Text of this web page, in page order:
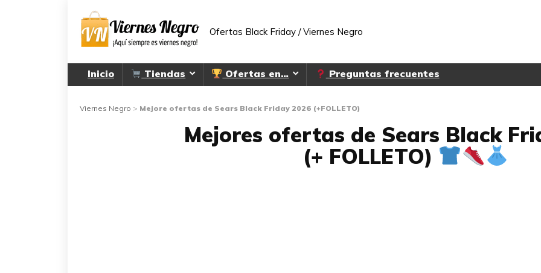
Ofertas Black Friday / Viernes Negro
Inicio Tiendas Ofertas en… Preguntas frecuentes
Viernes Negro > Mejore ofertas de Sears Black Friday 2026 (+FOLLETO)
Mejores ofertas de Sears Black
(+ FOLLETO)